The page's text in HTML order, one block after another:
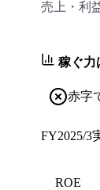
売上・利
稼ぐ力
赤字
FY2025/3
ROE